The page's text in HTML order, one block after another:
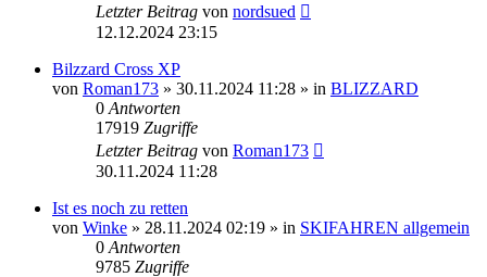
Letzter Beitrag von nordsued
12.12.2024 23:15
Bilzzard Cross XP
von Roman173 » 30.11.2024 11:28 » in BLIZZARD
0 Antworten
17919 Zugriffe
Letzter Beitrag von Roman173
30.11.2024 11:28
Ist es noch zu retten
von Winke » 28.11.2024 02:19 » in SKIFAHREN allgemein
0 Antworten
9785 Zugriffe